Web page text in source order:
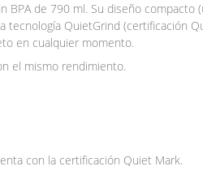
BPA de 790 ml. Su diseño compacto
tecnología QuietGrind (certificación
en cualquier momento.
el mismo rendimiento.
con la certificación Quiet Mark.